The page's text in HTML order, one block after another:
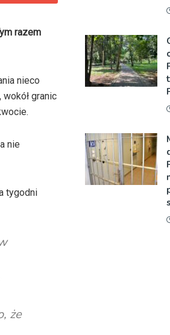
razem
nieco
granic
nie
tygodni
że